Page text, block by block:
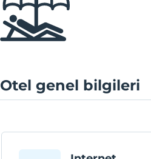
Otel genel bilgileri